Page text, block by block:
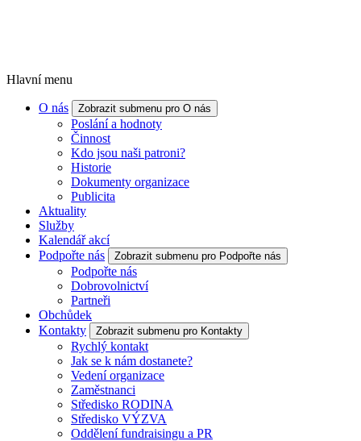
Hlavní menu
O nás Zobrazit submenu pro O nás
Poslání a hodnoty
Činnost
Kdo jsou naši patroni?
Historie
Dokumenty organizace
Publicita
Aktuality
Služby
Kalendář akcí
Podpořte nás
Zobrazit submenu pro Podpořte nás
Podpořte nás
Dobrovolnictví
Partneři
Obchůdek
Kontakty
Zobrazit submenu pro Kontakty
Rychlý kontakt
Jak se k nám dostanete?
Vedení organizace
Zaměstnanci
Středisko RODINA
Středisko VÝZVA
Oddělení fundraisingu a PR